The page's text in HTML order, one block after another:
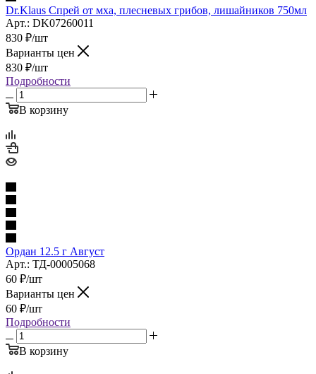
Dr.Klaus Спрей от мха, плесневых грибов, лишайников 750мл
Арт.: DK07260011
830 ₽/шт
Варианты цен
830 ₽/шт
Подробности
В корзину
Ордан 12.5 г Август
Арт.: ТД-00005068
60 ₽/шт
Варианты цен
60 ₽/шт
Подробности
В корзину